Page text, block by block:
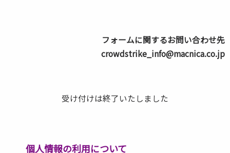
フォームに関するお問い合わせ先
crowdstrike_info@macnica.co.jp
受け付けは終了いたしました
個人情報の利用について